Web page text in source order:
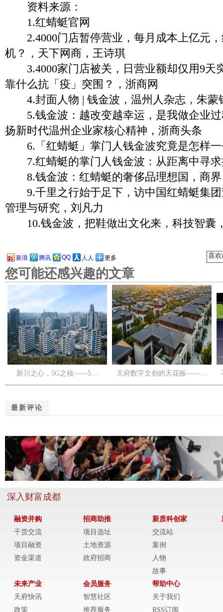
资料来源：
1.红蜻蜓官网
2.4000门店暂停营业，每月成本上亿元，
机？，天下网商，王诗琪
3.4000家门店被关，日营业额却仅用9天
靠什么抗「疫」突围？，浙商网
4.封面人物 | 钱金波，温州人杂志，朱蒙
5.钱金波：越改变越幸运，是我做企业过
扬新时代温州企业家核心精神，浙商头条
6.「红蜻蜓」掌门人钱金波究竟是怎样一
7.红蜻蜓的掌门人钱金波：从距离中寻求
8.钱金波：红蜻蜓的奢侈品理想国，商界
9.千里之行始于足下，访中国红蜻蜓集团
管理与研究，刘凡力
10.钱金波，把鞋做出文化来，科技智囊
新浪 腾讯 QQ 人人 更多 喜
您可能还感兴趣的文章
新川之心，5G之核——5… 天府数字文创的天花板——…
最新评论
深入财富成都
融资并购
干货交流
项目融资
资金渠道
招商助推
项目选址
土地资源
政府招商
新质科创家
交流站
案例
人物
故事
未来产业
天府快讯
政策
会员服务
智慧社区
推荐服务
帮助中心
关于我们
RSS订阅